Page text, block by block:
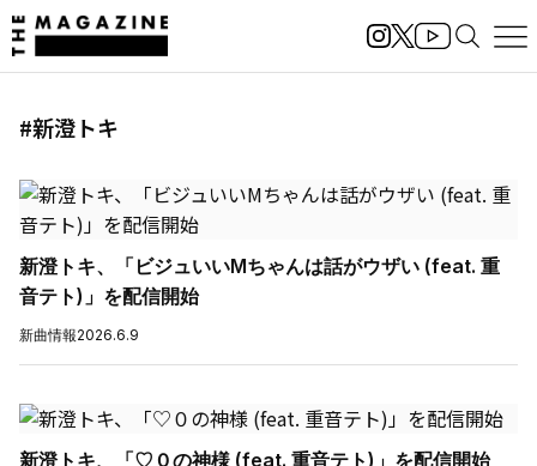
#新澄トキ
新澄トキ、「ビジュいいMちゃんは話がウザい (feat. 重
音テト)」を配信開始
新曲情報2026.6.9
新澄トキ、「♡０の神様 (feat. 重音テト)」を配信開始